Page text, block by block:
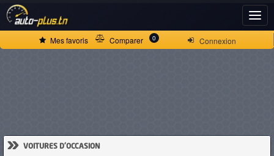
Connexion
Mes favoris Comparer 0
» VOITURES D'OCCASION
ACCUEIL